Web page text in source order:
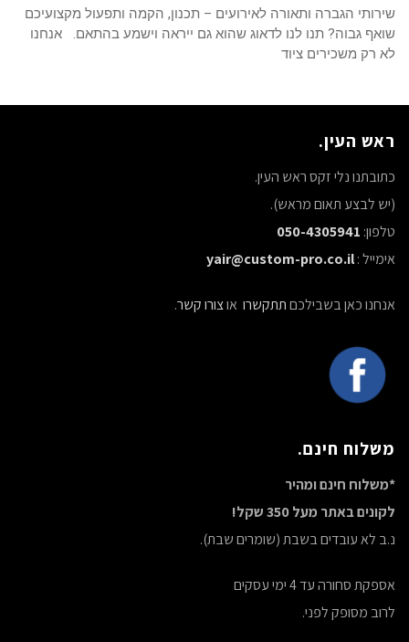
שירותי הגברה ותאורה לאירועים – תכנון, הקמה ותפעול מקצועיכם
שואף גבוה? תנו לנו לדאוג שהוא גם ייראה וישמע בהתאם. אנחנו
לא רק משכירים ציוד
ראש העין.
כתובתנו נלי זקס ראש העין.
(יש לבצע תאום מראש).
טלפון: 050-4305941
אימייל :yair@custom-pro.co.il
אנחנו כאן בשבילכםתתקשרו אוצורו קשר.
משלוח חינם.
*משלוח חינם ומהיר
לקונים באתר מעל 350 שקל!
נ.ב לא עובדים בשבת (שומרים שבת).
אספקת סחורה עד 4 ימי עסקים
לרוב מסופק לפני.